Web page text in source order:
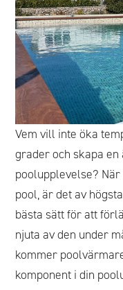
Vem vill inte öka
grader och skapa
poolupplevelse?
pool, är det av
bästa sätt för att
njuta av den under
kommer
komponent i din